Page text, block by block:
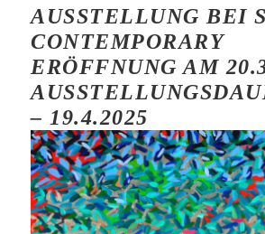
AUSSTELLUNG BEI
CONTEMPORARY
ERÖFFNUNG AM
– 19.4.2025